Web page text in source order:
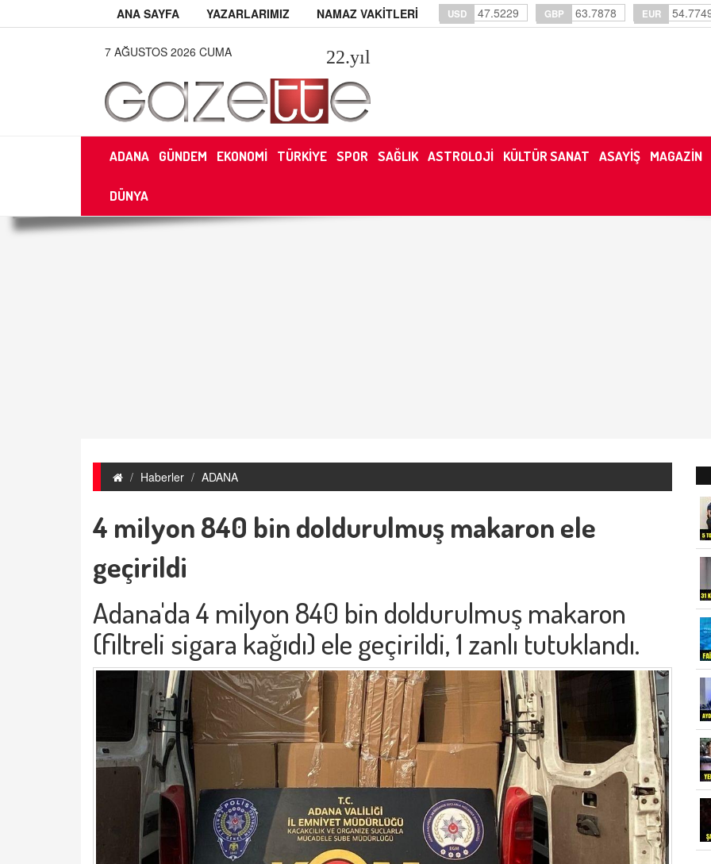
ANA SAYFA YAZARLARIMIZ NAMAZ VAKİTLERİ USD 47.5229 GBP 63.7878 EUR
7 AĞUSTOS 2026 CUMA 22.yıl
ADANA GÜNDEM EKONOMİ TÜRKİYE SPOR SAĞLIK ASTROLOJİ KÜLTÜR SANAT ASAYİŞ MAGAZİN
DÜNYA
Haberler ADANA
4 milyon 840 bin doldurulmuş makaron ele
geçirildi
Adana'da 4 milyon 840 bin doldurulmuş makaron
(filtreli sigara kağıdı) ele geçirildi, 1 zanlı tutuklandı.